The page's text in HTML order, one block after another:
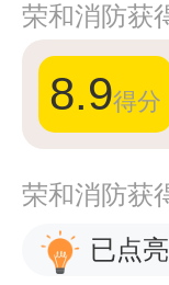
荣和消防获
8.9得分
荣和消防获
已点